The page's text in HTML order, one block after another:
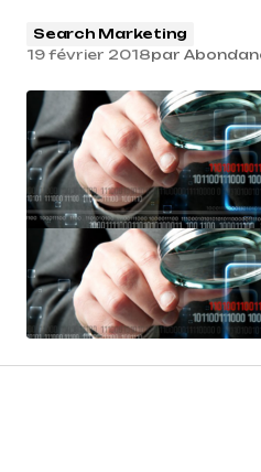
Search Marketing
19 février 2018par